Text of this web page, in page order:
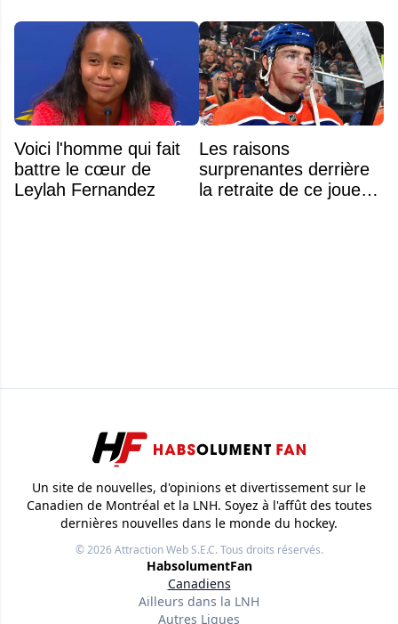
Voici l'homme qui fait
battre le cœur de
Leylah Fernandez
Les raisons
surprenantes derrière
la retraite de ce joueur
Un site de nouvelles, d'opinions et divertissement sur le
Canadien de Montréal et la LNH. Soyez à l'affût des toutes
dernières nouvelles dans le monde du hockey.
© 2026Attraction Web S.E.C.Tous droits réservés.
HabsolumentFan
Canadiens
Ailleurs dans la LNH
Autres Ligues